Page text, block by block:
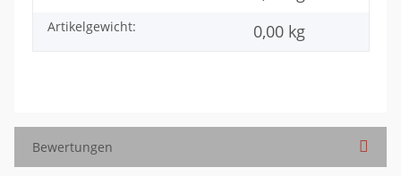
Artikelgewicht: 0,00 kg
Bewertungen